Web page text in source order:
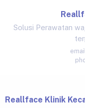
Solusi Perawatan
Reallface Klinik